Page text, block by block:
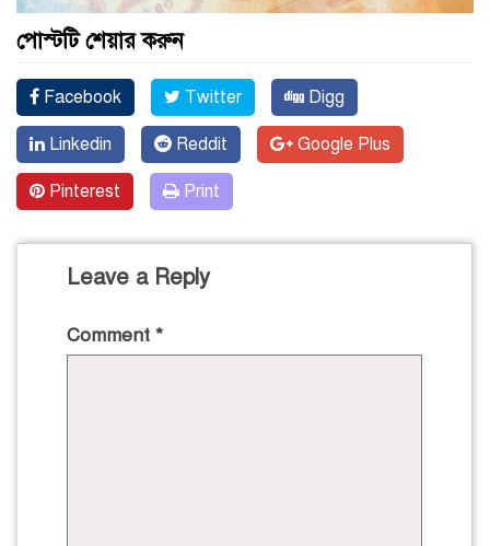
পোস্টটি শেয়ার করুন
Facebook Twitter Digg
Linkedin Reddit Google Plus
Pinterest Print
Leave a Reply
Comment *